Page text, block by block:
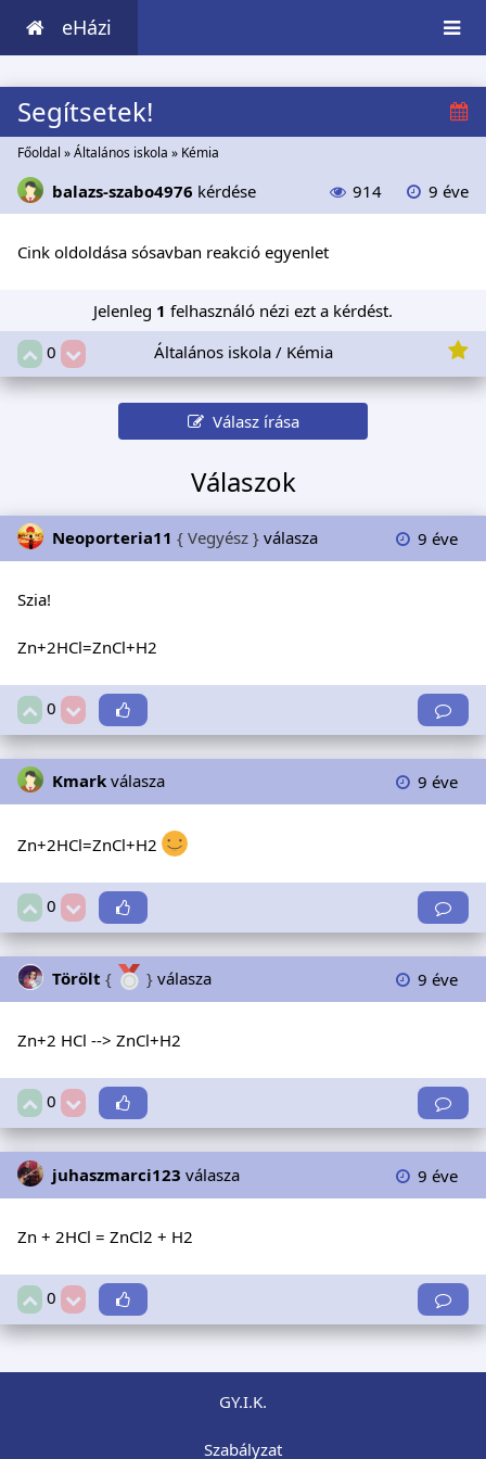
eHázi
Segítsetek!
Főoldal »Általános iskola » Kémia
balazs-szabo4976 kérdése 914 9 éve
Cink oldoldása sósavban reakció egyenlet
Jelenleg 1 felhasználó nézi ezt a kérdést.
0
Általános iskola / Kémia
Válasz írása
Válaszok
Neoporteria11 { Vegyész } válasza 9 éve
Szia!
Zn+2HCl=ZnCl+H2
0
Kmark válasza 9 éve
Zn+2HCl=ZnCl+H2
0
Törölt { } válasza 9 éve
Zn+2 HCl --> ZnCl+H2
0
juhaszmarci123 válasza 9 éve
Zn + 2HCl = ZnCl2 + H2
0
GY.I.K.
Szabályzat